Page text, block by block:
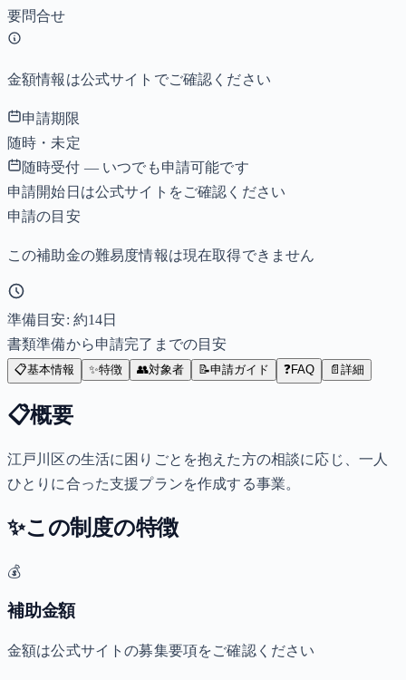
要問合せ
金額情報は公式サイトでご確認ください
申請期限
随時・未定
随時受付 — いつでも申請可能です
申請開始日は公式サイトをご確認ください
申請の目安
この補助金の難易度情報は現在取得できません
準備目安: 約14日
書類準備から申請完了までの目安
📋基本情報 ✨特徴 👥対象者 📝申請ガイド ❓FAQ 📄 詳細
📋概要
江戸川区の生活に困りごとを抱えた方の相談に応じ、一人
ひとりに合った支援プランを作成する事業。
✨この制度の特徴
💰
補助金額
金額は公式サイトの募集要項をご確認ください